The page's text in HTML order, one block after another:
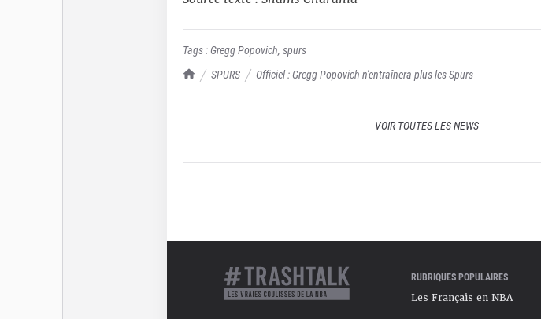
TrashTalk Actu NBA
SPURS Officiel : Gregg Popovich n'entraînera plus les Spurs
Tags :Gregg Popovich, spurs
VOIR TOUTES LES NEWS
RUBRIQUES POPULAIRES
Les Français en NBA